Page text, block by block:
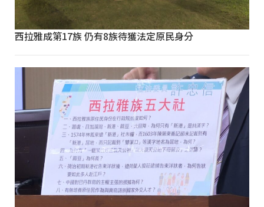
西拉雅成第17族 仍有8族待獲法定原民身分